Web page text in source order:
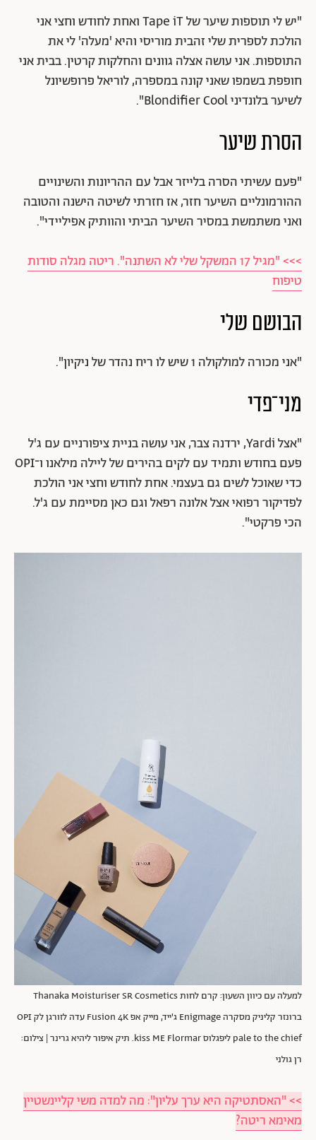
"יש לי תוספות שיער של Tape iT ואחת לחודש וחצי אני
הולכת לספרית שלי זהבית מוריסי והיא 'מעלה' לי את
התוספות. אני עושה אצלה גוונים והחלקות קרטין. בבית אני
חופפת בשמפו שאני קונה במספרה, לוריאל פרופשיונל
לשיער בלונדיני Blondifier Cool".
הסרת שיער
"פעם עשיתי הסרה בלייזר אבל עם ההריונות והשינויים
ההורמונליים השיער חזר, אז חזרתי לשיטה הישנה והטובה
ואני משתמשת במסיר השיער הביתי והוותיק אפיליידי".
>>> "מגיל 17 המשקל שלי לא השתנה". ריטה מגלה סודות
טיפוח
הבושם שלי
"אני מכורה למולקולה 1 שיש לו ריח נהדר של ניקיון".
מני־פדי
"אצל Yardi, ירדנה צבר, אני עושה בניית ציפורניים עם ג'ל
פעם בחודש ותמיד עם לקים בהירים של ליילה מילאנו ו־OPI
כדי שאוכל לשים גם בעצמי. אחת לחודש וחצי אני הולכת
לפדיקור רפואי אצל אלונה רפאל וגם כאן מסיימת עם ג'ל.
הכי פרקטי".
למעלה עם כיוון השעון: קרם לחות Thanaka Moisturiser SR Cosmetics
ברונזר קליניק מסקרה Enigmage ג'ייד, מייק אפ Fusion 4K עדה לזורגן לק OPI
pale to the chief ליפגלוס kiss ME Flormar. תיק איפור ליהיא גרינר | צילום:
רן גולני
>> "האסתטיקה היא ערך עליון": מה למדה משי קליינשטיין
מאימא ריטה?